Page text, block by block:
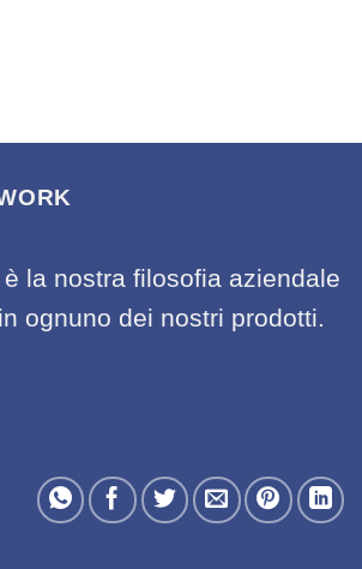
la nostra filosofia aziendale
ognuno dei nostri prodotti.